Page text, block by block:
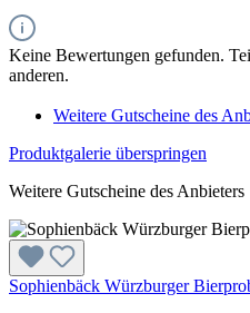
Keine Bewertungen gefunden.
anderen.
Weitere Gutscheine des
Produktgalerie überspringen
Weitere Gutscheine des Anbieters
Sophienbäck Würzburger